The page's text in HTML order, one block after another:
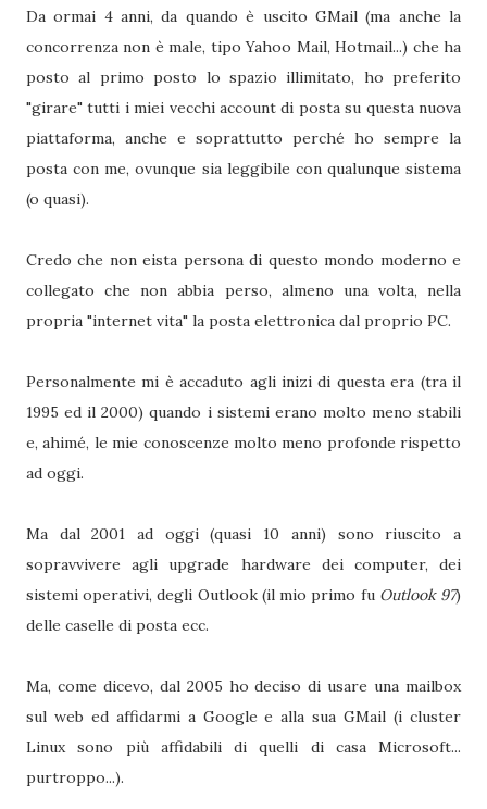
Da ormai 4 anni, da quando è uscito GMail (ma anche la
concorrenza non è male, tipo Yahoo Mail, Hotmail...) che ha
posto al primo posto lo spazio illimitato, ho preferito
"girare" tutti i miei vecchi account di posta su questa nuova
piattaforma, anche e soprattutto perché ho sempre la
posta con me, ovunque sia leggibile con qualunque sistema
(o quasi).
Credo che non eista persona di questo mondo moderno e
collegato che non abbia perso, almeno una volta, nella
propria "internet vita" la posta elettronica dal proprio PC.
Personalmente mi è accaduto agli inizi di questa era (tra il
1995 ed il 2000) quando i sistemi erano molto meno stabili
e, ahimé, le mie conoscenze molto meno profonde rispetto
ad oggi.
Ma dal 2001 ad oggi (quasi 10 anni) sono riuscito a
sopravvivere agli upgrade hardware dei computer, dei
sistemi operativi, degli Outlook (il mio primo fu Outlook 97)
delle caselle di posta ecc.
Ma, come dicevo, dal 2005 ho deciso di usare una mailbox
sul web ed affidarmi a Google e alla sua GMail (i cluster
Linux sono più affidabili di quelli di casa Microsoft...
purtroppo...).